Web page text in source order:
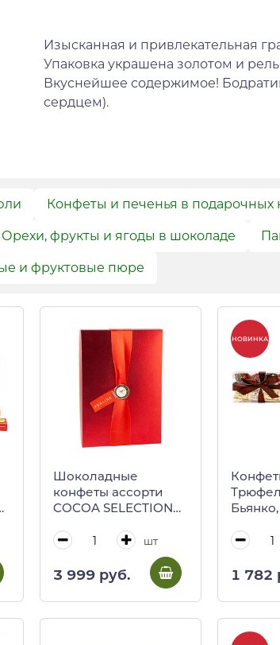
Изысканная и привлекательная
Упаковка украшена золотом и
Вкуснейшее содержимое!
сердцем).
Конфеты и печенья в подарочных
Орехи, фрукты и ягоды в шоколаде
и фруктовые пюре
Шоколадные
конфеты ассорти
COCOA SELECTION
(красная коробка с
шт
3 999 руб.
НОВИНКА
1 782